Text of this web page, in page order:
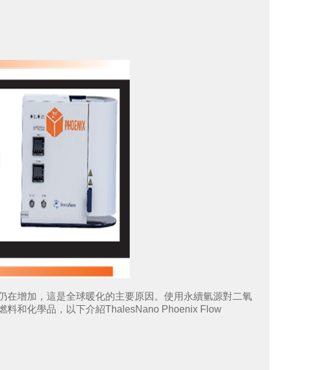
在增加，這是全球暖化的主要原因。使用永續氫源對二氧
料和化學品，以下介紹ThalesNano Phoenix Flow